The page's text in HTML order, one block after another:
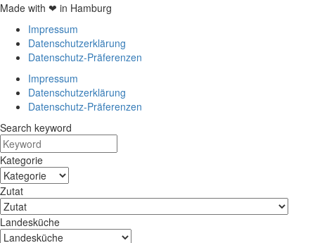
Made with ❤ in Hamburg
Impressum
Datenschutzerklärung
Datenschutz-Präferenzen
Impressum
Datenschutzerklärung
Datenschutz-Präferenzen
Search keyword
Kategorie
Zutat
Landesküche